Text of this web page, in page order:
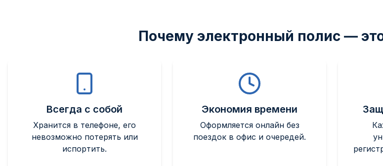
Почему электронный полис —
Всегда с собой
Хранится в телефоне, его
невозможно потерять или
испортить.
Экономия времени
Оформляется онлайн без
поездок в офис и очередей.